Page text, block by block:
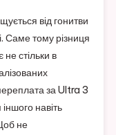
від гонитви
Саме тому різниця
стільки в
за Ultra 3
навіть
не